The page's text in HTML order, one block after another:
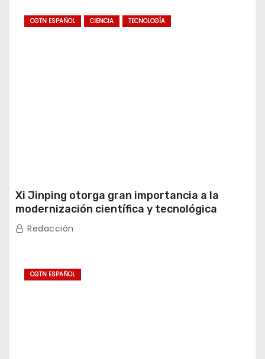
CGTN ESPAÑOL CIENCIA TECNOLOGÍA
Xi Jinping otorga gran importancia a la
modernización científica y tecnológica
Redacción
CGTN ESPAÑOL